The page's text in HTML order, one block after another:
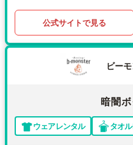
公式サイトで見る
ビー
暗闇
ウェアレンタル タオ